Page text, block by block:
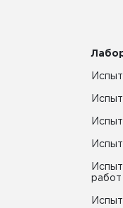
работ